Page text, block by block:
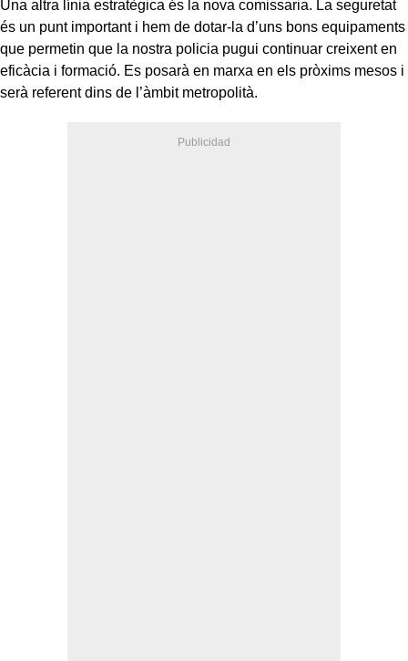
Una altra línia estratègica és la nova comissaria. La seguretat
és un punt important i hem de dotar-la d’uns bons equipaments
que permetin que la nostra policia pugui continuar creixent en
eficàcia i formació. Es posarà en marxa en els pròxims mesos i
serà referent dins de l’àmbit metropolità.